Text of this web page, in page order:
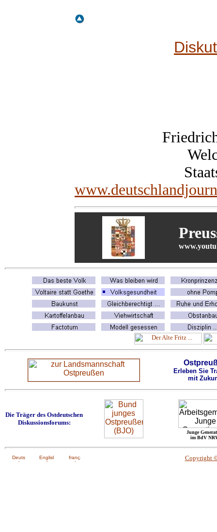
Erleben Sie
mit
Die Träger des Ostdeutschen
Diskussionsforums:
Junge
im BdV
Copyright